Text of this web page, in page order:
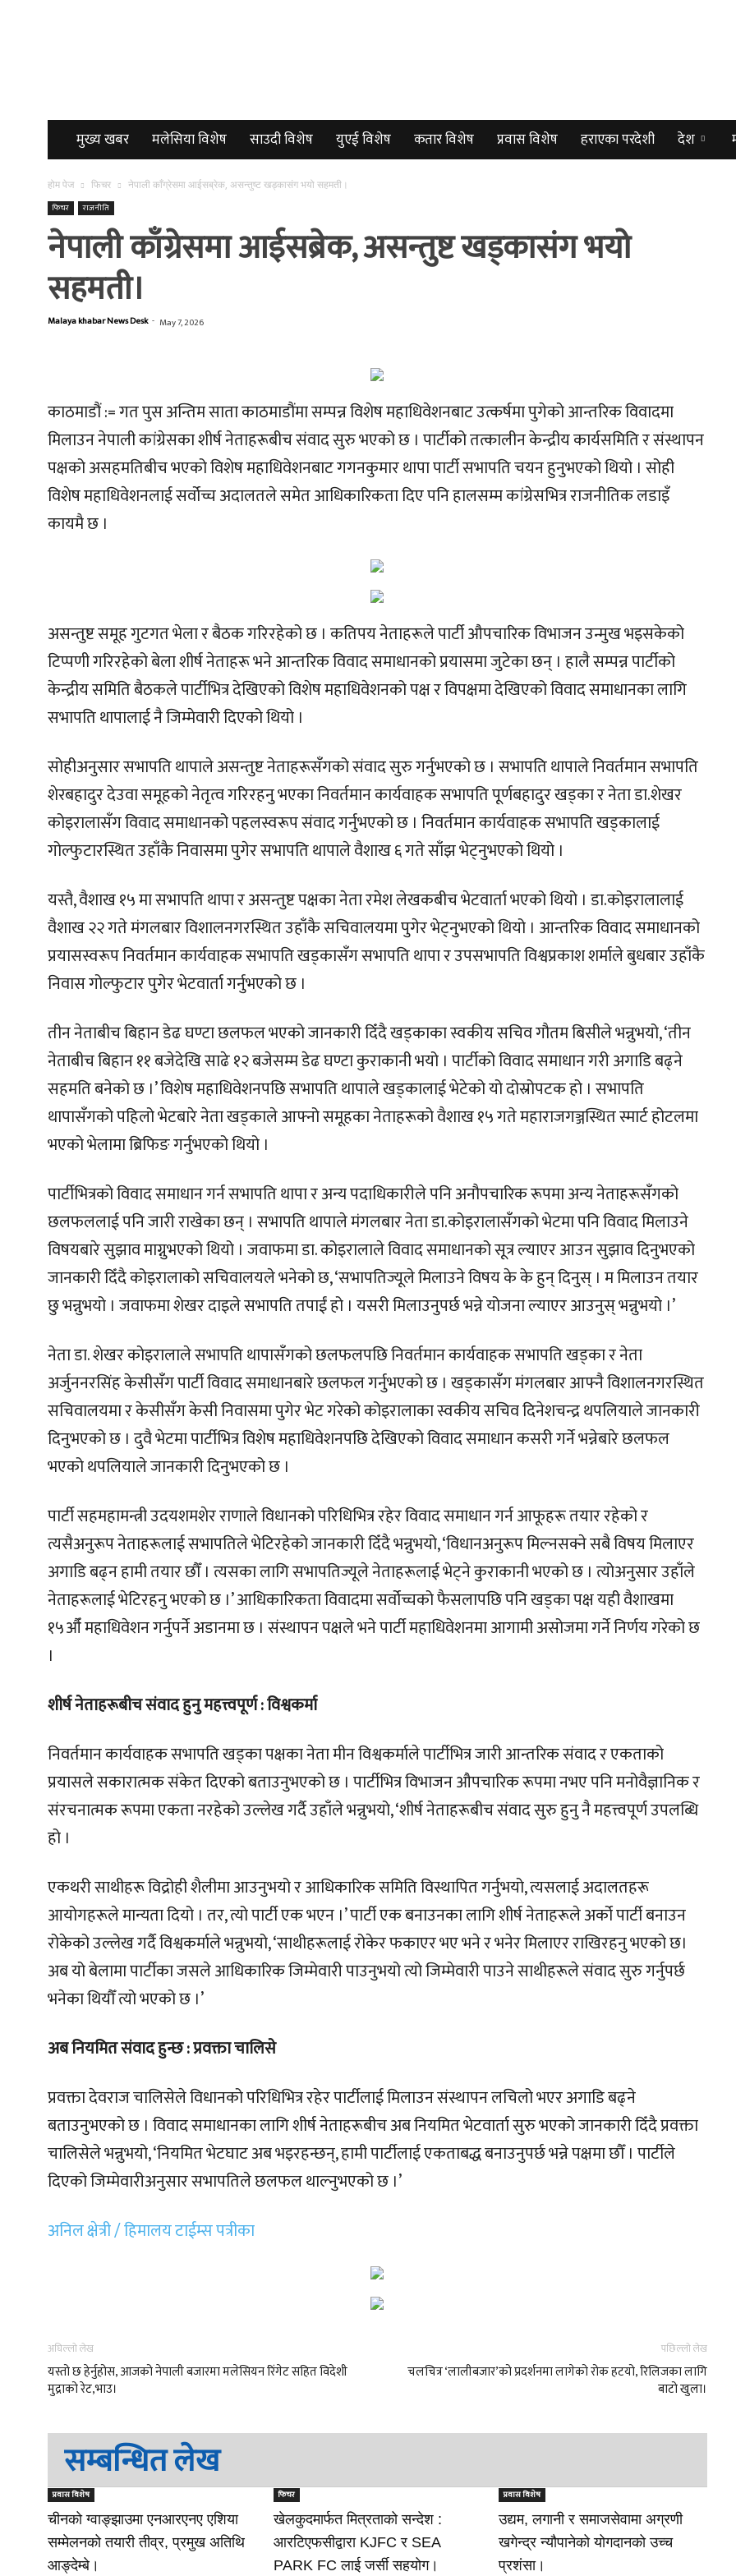
मुख्य खबर मलेसिया विशेष साउदी विशेष युएई विशेष कतार विशेष प्रवास विशेष हराएका परदेशी देश
होम पेज फिचर नेपाली काँग्रेसमा आईसब्रेक, असन्तुष्ट खड्कासंग भयो सहमती।
फिचर राजनीति
नेपाली काँग्रेसमा आईसब्रेक, असन्तुष्ट खड्कासंग भयो
सहमती।
Malaya khabar News Desk - May 7, 2026
काठमाडौं := गत पुस अन्तिम साता काठमाडौंमा सम्पन्न विशेष महाधिवेशनबाट उत्कर्षमा पुगेको आन्तरिक विवादमा
मिलाउन नेपाली कांग्रेसका शीर्ष नेताहरूबीच संवाद सुरु भएको छ । पार्टीको तत्कालीन केन्द्रीय कार्यसमिति र संस्थापन
पक्षको असहमतिबीच भएको विशेष महाधिवेशनबाट गगनकुमार थापा पार्टी सभापति चयन हुनुभएको थियो । सोही
विशेष महाधिवेशनलाई सर्वोच्च अदालतले समेत आधिकारिकता दिए पनि हालसम्म कांग्रेसभित्र राजनीतिक लडाइँ
कायमै छ ।
असन्तुष्ट समूह गुटगत भेला र बैठक गरिरहेको छ । कतिपय नेताहरूले पार्टी औपचारिक विभाजन उन्मुख भइसकेको
टिप्पणी गरिरहेको बेला शीर्ष नेताहरू भने आन्तरिक विवाद समाधानको प्रयासमा जुटेका छन् । हालै सम्पन्न पार्टीको
केन्द्रीय समिति बैठकले पार्टीभित्र देखिएको विशेष महाधिवेशनको पक्ष र विपक्षमा देखिएको विवाद समाधानका लागि
सभापति थापालाई नै जिम्मेवारी दिएको थियो ।
सोहीअनुसार सभापति थापाले असन्तुष्ट नेताहरूसँगको संवाद सुरु गर्नुभएको छ । सभापति थापाले निवर्तमान सभापति
शेरबहादुर देउवा समूहको नेतृत्व गरिरहनु भएका निवर्तमान कार्यवाहक सभापति पूर्णबहादुर खड्का र नेता डा.शेखर
कोइरालासँग विवाद समाधानको पहलस्वरूप संवाद गर्नुभएको छ । निवर्तमान कार्यवाहक सभापति खड्कालाई
गोल्फुटारस्थित उहाँकै निवासमा पुगेर सभापति थापाले वैशाख ६ गते साँझ भेट्नुभएको थियो ।
यस्तै, वैशाख १५ मा सभापति थापा र असन्तुष्ट पक्षका नेता रमेश लेखकबीच भेटवार्ता भएको थियो । डा.कोइरालालाई
वैशाख २२ गते मंगलबार विशालनगरस्थित उहाँकै सचिवालयमा पुगेर भेट्नुभएको थियो । आन्तरिक विवाद समाधानको
प्रयासस्वरूप निवर्तमान कार्यवाहक सभापति खड्कासँग सभापति थापा र उपसभापति विश्वप्रकाश शर्माले बुधबार उहाँकै
निवास गोल्फुटार पुगेर भेटवार्ता गर्नुभएको छ ।
तीन नेताबीच बिहान डेढ घण्टा छलफल भएको जानकारी दिँदै खड्काका स्वकीय सचिव गौतम बिसीले भन्नुभयो, ‘तीन
नेताबीच बिहान ११ बजेदेखि साढे १२ बजेसम्म डेढ घण्टा कुराकानी भयो । पार्टीको विवाद समाधान गरी अगाडि बढ्ने
सहमति बनेको छ ।’ विशेष महाधिवेशनपछि सभापति थापाले खड्कालाई भेटेको यो दोस्रोपटक हो । सभापति
थापासँगको पहिलो भेटबारे नेता खड्काले आफ्नो समूहका नेताहरूको वैशाख १५ गते महाराजगञ्जस्थित स्मार्ट होटलमा
भएको भेलामा ब्रिफिङ गर्नुभएको थियो ।
पार्टीभित्रको विवाद समाधान गर्न सभापति थापा र अन्य पदाधिकारीले पनि अनौपचारिक रूपमा अन्य नेताहरूसँगको
छलफललाई पनि जारी राखेका छन् । सभापति थापाले मंगलबार नेता डा.कोइरालासँगको भेटमा पनि विवाद मिलाउने
विषयबारे सुझाव माग्नुभएको थियो । जवाफमा डा. कोइरालाले विवाद समाधानको सूत्र ल्याएर आउन सुझाव दिनुभएको
जानकारी दिँदै कोइरालाको सचिवालयले भनेको छ, ‘सभापतिज्यूले मिलाउने विषय के के हुन् दिनुस् । म मिलाउन तयार
छु भन्नुभयो । जवाफमा शेखर दाइले सभापति तपाईं हो । यसरी मिलाउनुपर्छ भन्ने योजना ल्याएर आउनुस् भन्नुभयो ।’
नेता डा. शेखर कोइरालाले सभापति थापासँगको छलफलपछि निवर्तमान कार्यवाहक सभापति खड्का र नेता
अर्जुननरसिंह केसीसँग पार्टी विवाद समाधानबारे छलफल गर्नुभएको छ । खड्कासँग मंगलबार आफ्नै विशालनगरस्थित
सचिवालयमा र केसीसँग केसी निवासमा पुगेर भेट गरेको कोइरालाका स्वकीय सचिव दिनेशचन्द्र थपलियाले जानकारी
दिनुभएको छ । दुवै भेटमा पार्टीभित्र विशेष महाधिवेशनपछि देखिएको विवाद समाधान कसरी गर्ने भन्नेबारे छलफल
भएको थपलियाले जानकारी दिनुभएको छ ।
पार्टी सहमहामन्त्री उदयशमशेर राणाले विधानको परिधिभित्र रहेर विवाद समाधान गर्न आफूहरू तयार रहेको र
त्यसैअनुरूप नेताहरूलाई सभापतिले भेटिरहेको जानकारी दिँदै भन्नुभयो, ‘विधानअनुरूप मिल्नसक्ने सबै विषय मिलाएर
अगाडि बढ्न हामी तयार छौँ । त्यसका लागि सभापतिज्यूले नेताहरूलाई भेट्ने कुराकानी भएको छ । त्योअनुसार उहाँले
नेताहरूलाई भेटिरहनु भएको छ ।’ आधिकारिकता विवादमा सर्वोच्चको फैसलापछि पनि खड्का पक्ष यही वैशाखमा
१५औँ महाधिवेशन गर्नुपर्ने अडानमा छ । संस्थापन पक्षले भने पार्टी महाधिवेशनमा आगामी असोजमा गर्ने निर्णय गरेको छ
।
शीर्ष नेताहरूबीच संवाद हुनु महत्त्वपूर्ण : विश्वकर्मा
निवर्तमान कार्यवाहक सभापति खड्का पक्षका नेता मीन विश्वकर्माले पार्टीभित्र जारी आन्तरिक संवाद र एकताको
प्रयासले सकारात्मक संकेत दिएको बताउनुभएको छ । पार्टीभित्र विभाजन औपचारिक रूपमा नभए पनि मनोवैज्ञानिक र
संरचनात्मक रूपमा एकता नरहेको उल्लेख गर्दै उहाँले भन्नुभयो, ‘शीर्ष नेताहरूबीच संवाद सुरु हुनु नै महत्त्वपूर्ण उपलब्धि
हो ।
एकथरी साथीहरू विद्रोही शैलीमा आउनुभयो र आधिकारिक समिति विस्थापित गर्नुभयो, त्यसलाई अदालतहरू
आयोगहरूले मान्यता दियो । तर, त्यो पार्टी एक भएन ।’ पार्टी एक बनाउनका लागि शीर्ष नेताहरूले अर्को पार्टी बनाउन
रोकेको उल्लेख गर्दै विश्वकर्माले भन्नुभयो, ‘साथीहरूलाई रोकेर फकाएर भए भने र भनेर मिलाएर राखिरहनु भएको छ।
अब यो बेलामा पार्टीका जसले आधिकारिक जिम्मेवारी पाउनुभयो त्यो जिम्मेवारी पाउने साथीहरूले संवाद सुरु गर्नुपर्छ
भनेका थियौँ त्यो भएको छ ।’
अब नियमित संवाद हुन्छ : प्रवक्ता चालिसे
प्रवक्ता देवराज चालिसेले विधानको परिधिभित्र रहेर पार्टीलाई मिलाउन संस्थापन लचिलो भएर अगाडि बढ्ने
बताउनुभएको छ । विवाद समाधानका लागि शीर्ष नेताहरूबीच अब नियमित भेटवार्ता सुरु भएको जानकारी दिँदै प्रवक्ता
चालिसेले भन्नुभयो, ‘नियमित भेटघाट अब भइरहन्छन्, हामी पार्टीलाई एकताबद्ध बनाउनुपर्छ भन्ने पक्षमा छौँ । पार्टीले
दिएको जिम्मेवारीअनुसार सभापतिले छलफल थाल्नुभएको छ ।’
अनिल क्षेत्री / हिमालय टाईम्स पत्रीका
अघिल्लो लेख
यस्तो छ हेर्नुहोस, आजको नेपाली बजारमा मलेसियन रिंगेट सहित विदेशी
मुद्राको रेट,भाउ।
पछिल्लो लेख
चलचित्र ‘लालीबजार’को प्रदर्शनमा लागेको रोक हटयो, रिलिजका लागि
बाटो खुला।
सम्बन्धित लेख
प्रवास विशेष
चीनको ग्वाङ्झाउमा एनआरएनए एशिया
सम्मेलनको तयारी तीव्र, प्रमुख अतिथि
आङ्देम्बे।
फिचर
खेलकुदमार्फत मित्रताको सन्देश :
आरटिएफसीद्वारा KJFC र SEA
PARK FC लाई जर्सी सहयोग।
प्रवास विशेष
उद्यम, लगानी र समाजसेवामा अग्रणी
खगेन्द्र न्यौपानेको योगदानको उच्च
प्रशंसा।